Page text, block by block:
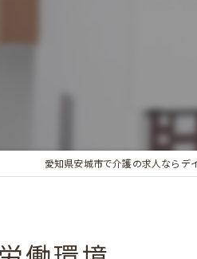
愛知県安城市で介護の求人ならデ